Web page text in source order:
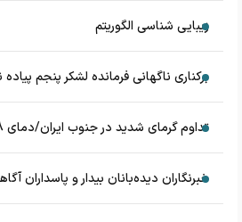
زیبایی شناسی الگوریتم
برکناری ناگهانی فرمانده لشکر پنجم پیاده‌
تداوم گرمای شدید در جنوب ایران/دمای 48 درجه‌ای در اهواز
خبرنگاران دیده‌بانان بیدار و پاسداران